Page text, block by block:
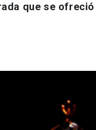
que se ofreció